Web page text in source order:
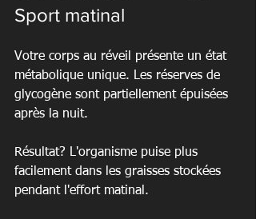
Sport matinal
Votre corps au réveil présente un état
métabolique unique. Les réserves de
glycogène sont partiellement épuisées
après la nuit.
Résultat? L'organisme puise plus
facilement dans les graisses stockées
pendant l'effort matinal.